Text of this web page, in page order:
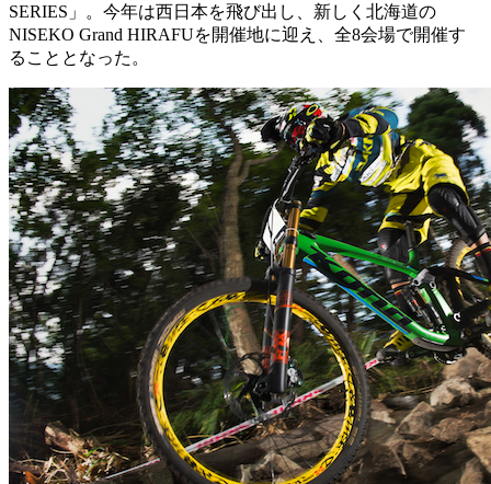
SERIES」。今年は西日本を飛び出し、新しく北海道の
NISEKO Grand HIRAFUを開催地に迎え、全8会場で開催す
ることとなった。